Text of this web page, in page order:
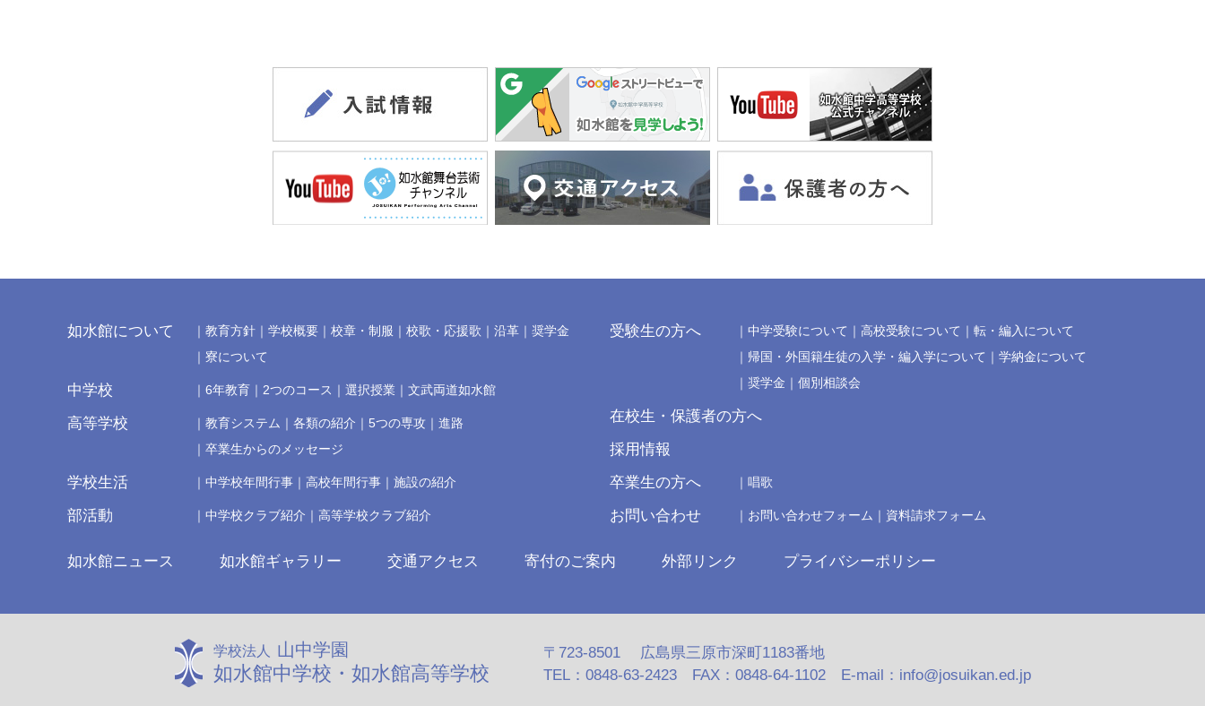
如水館について 教育方針 学校概要 校章・制服 校歌・応援歌 沿革
奨学金
寮について
中学校 6年教育 2つのコース 選択授業 文武両道如水館
高等学校 教育システム 各類の紹介 5つの専攻
進路
卒業生からのメッセージ
学校生活 中学校年間行事 高校年間行事 施設の紹介
部活動 中学校クラブ紹介 高等学校クラブ紹介
受験生の方へ 中学受験について 高校受験について
転・編入について
帰国・外国籍生徒の入学・編入学について
学納金について
奨学金
個別相談会
在校生・保護者の方へ
採用情報
卒業生の方へ
唱歌
お問い合わせ お問い合わせフォーム 資料請求フォーム
如水館ニュース 如水館ギャラリー 交通アクセス 寄付のご案内 外部リンク プライバシーポリシー
学校法人 山中学園
如水館中学校・如水館高等学校
〒723-8501 広島県三原市深町1183番地
TEL：0848-63-2423 FAX：0848-64-1102 E-mail：info@josuikan.ed.jp